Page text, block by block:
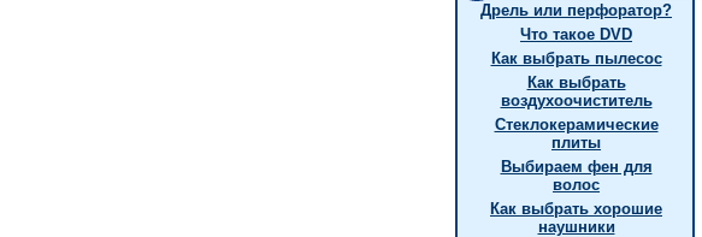
Дрель или перфоратор?
Что такое DVD
Как выбрать пылесос
Как выбрать
воздухоочиститель
Стеклокерамические
плиты
Выбираем фен для
волос
Как выбрать хорошие
наушники